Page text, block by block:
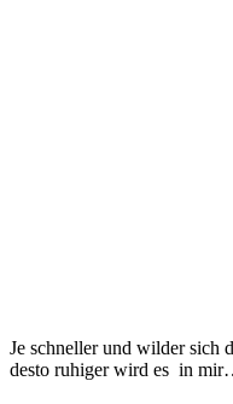
Je schneller und wilder sich
desto ruhiger wird es in